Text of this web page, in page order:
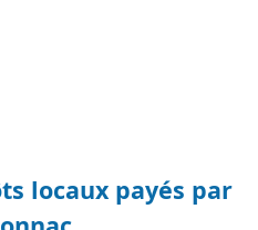
locaux payés par